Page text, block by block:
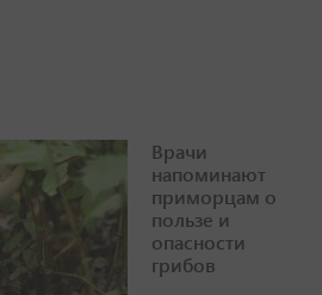
Врачи
напоминают
приморцам о
пользе и
опасности
грибов